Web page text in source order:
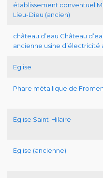
établissement conventuel
Lieu-Dieu (ancien)
château d’eau Château
ancienne usine d’électricité
Eglise
Phare métallique de
Eglise Saint-Hilaire
Eglise (ancienne)